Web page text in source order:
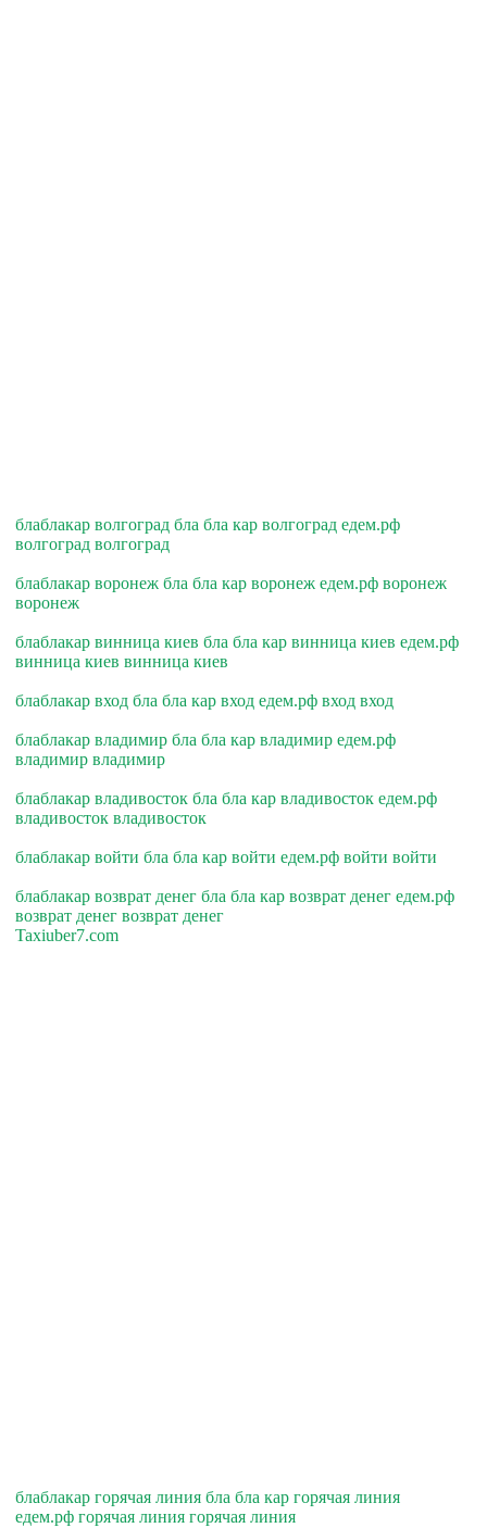
блаблакар волгоград бла бла кар волгоград едем.рф
волгоград волгоград
блаблакар воронеж бла бла кар воронеж едем.рф воронеж
воронеж
блаблакар винница киев бла бла кар винница киев едем.рф
винница киев винница киев
блаблакар вход бла бла кар вход едем.рф вход вход
блаблакар владимир бла бла кар владимир едем.рф
владимир владимир
блаблакар владивосток бла бла кар владивосток едем.рф
владивосток владивосток
блаблакар войти бла бла кар войти едем.рф войти войти
блаблакар возврат денег бла бла кар возврат денег едем.рф
возврат денег возврат денег
Taxiuber7.com
блаблакар горячая линия бла бла кар горячая линия
едем.рф горячая линия горячая линия